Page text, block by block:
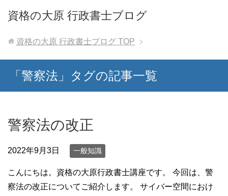
資格の大原 行政書士ブログ
資格の大原 行政書士ブログ TOP
「警察法」タグの記事一覧
警察法の改正
2022年9月3日 一般知識
こんにちは。資格の大原行政書士講座です。 今回は、警
察法の改正についてご紹介します。 サイバー空間におけ